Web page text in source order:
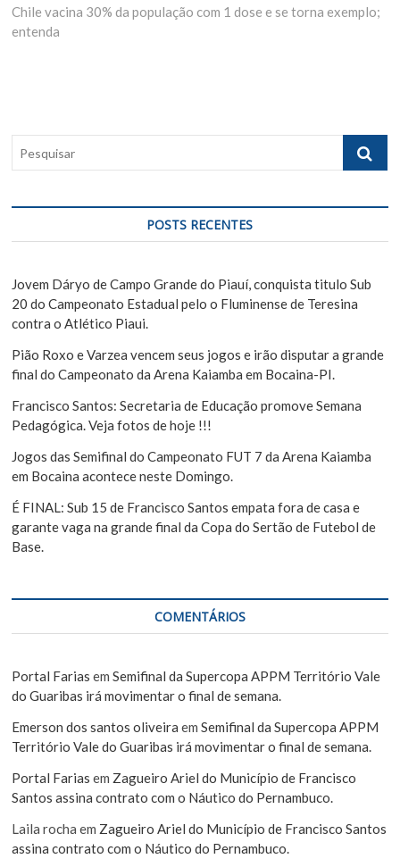
e
ã
o
P
o
s
t
i
t
:
e
x
:
Chile vacina 30% da população com 1 dose e se torna exemplo;
entenda
q
i
a
r
POSTS RECENTES
Jovem Dáryo de Campo Grande do Piauí, conquista titulo Sub
20 do Campeonato Estadual pelo o Fluminense de Teresina
contra o Atlético Piaui.
Pião Roxo e Varzea vencem seus jogos e irão disputar a grande
final do Campeonato da Arena Kaiamba em Bocaina-PI.
Francisco Santos: Secretaria de Educação promove Semana
Pedagógica. Veja fotos de hoje !!!
Jogos das Semifinal do Campeonato FUT 7 da Arena Kaiamba
em Bocaina acontece neste Domingo.
É FINAL: Sub 15 de Francisco Santos empata fora de casa e
garante vaga na grande final da Copa do Sertão de Futebol de
Base.
COMENTÁRIOS
Portal Farias emSemifinal da Supercopa APPM Território Vale
do Guaribas irá movimentar o final de semana.
Emerson dos santos oliveira emSemifinal da Supercopa APPM
Território Vale do Guaribas irá movimentar o final de semana.
Portal Farias em Zagueiro Ariel do Município de Francisco
Santos assina contrato com o Náutico do Pernambuco.
Laila rocha em Zagueiro Ariel do Município de Francisco Santos
assina contrato com o Náutico do Pernambuco.